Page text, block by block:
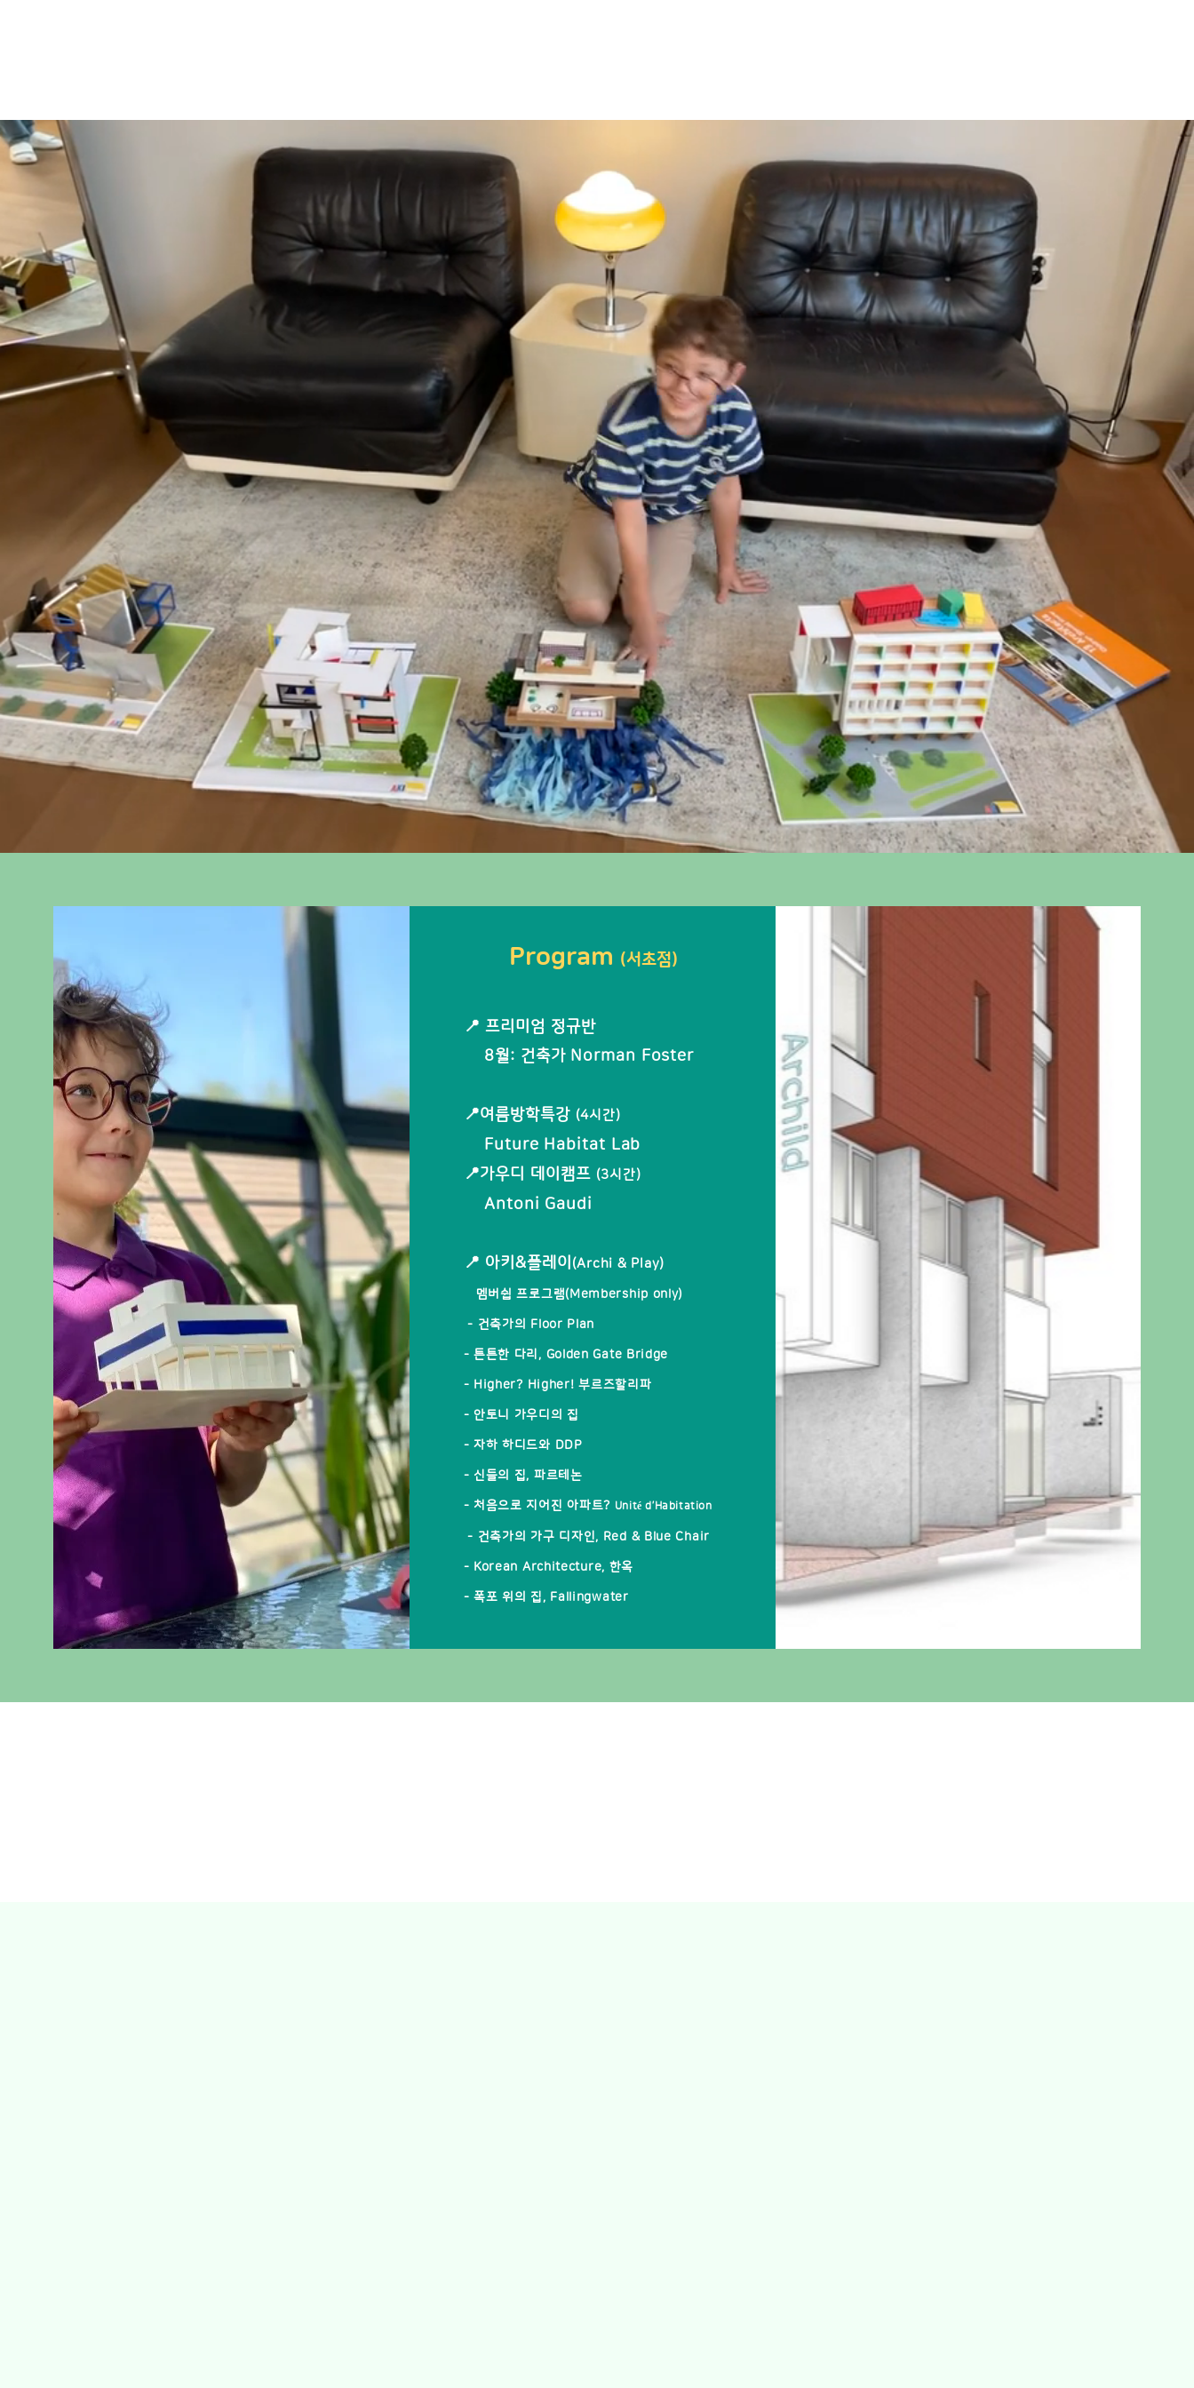
건축과 디자인을 놀이로 배우다. 일상의 소재로 예술을 창조하다.
​어린이 영어 건축교실
뉴욕 & 런던의 건축, 디자인 전문 어린이 교육 프로그램
Class reservation
클래스 예약
Program (서초점)
📍 프리미엄 정규반
8월: 건축가 Norman Foster
📍여름방학특강 (4시간)
Future Habitat Lab
📍가우디 데이캠프 (3시간)
Antoni Gaudi
📍 아키&플레이 (Archi & Play)
멤버쉽 프로그램(Membership only)
- 건축가의 Floor Plan
- 튼튼한 다리, Golden Gate Bridge
- Higher? Higher! 부르즈할리파
- 안토니 가우디의 집
- 자하 하디드와 DDP
- 신들의 집, 파르테논
- 처음으로 지어진 아파트? Unité d’Habitation
- 건축가의 가구 디자인, Red & Blue Chair
- Korean Architecture, 한옥
- 폭포 위의 집, Fallingwater
Archild Seocho
아키차일드 서초점